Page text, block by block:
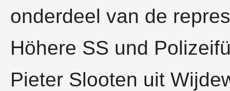
onderdeel van de
Höhere SS­ und
Pieter Slooten uit